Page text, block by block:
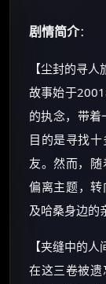
剧情简介：
【尘封的寻人
故事始于
的执念，带着
目的是寻找
友。然而，
偏离主题，
及哈桑身边的
【夹缝中的人
在这三卷被